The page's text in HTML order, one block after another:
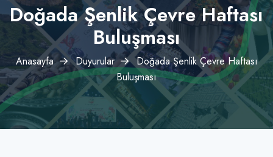
Doğada Şenlik Çevre Haftası
Buluşması
Anasayfa Duyurular
Doğada Şenlik Çevre Haftası
Buluşması